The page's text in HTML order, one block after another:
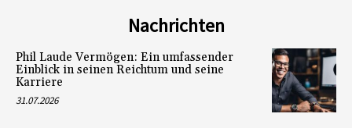
Nachrichten
Phil Laude Vermögen: Ein umfassender
Einblick in seinen Reichtum und seine
Karriere
31.07.2026